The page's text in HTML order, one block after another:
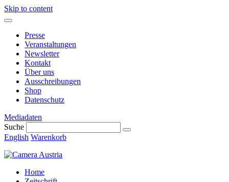
Skip to content
Presse
Veranstaltungen
Newsletter
Kontakt
Über uns
Ausschreibungen
Shop
Datenschutz
Mediadaten
Suche
English Warenkorb
Home